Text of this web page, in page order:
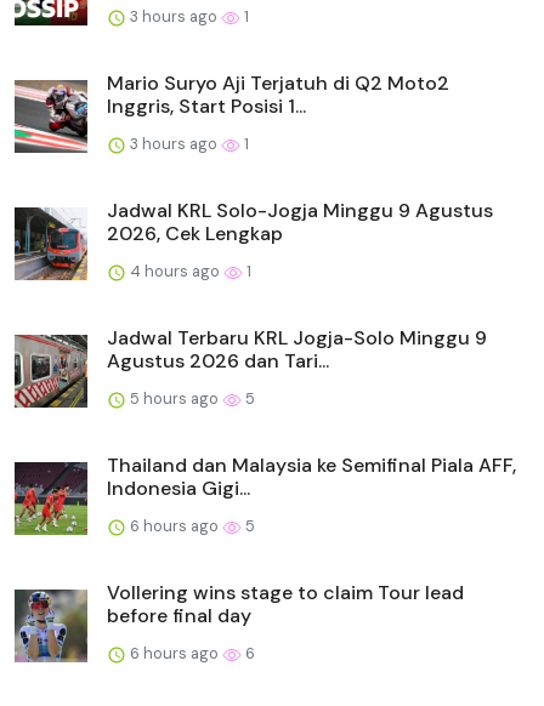
3 hours ago 1
Mario Suryo Aji Terjatuh di Q2 Moto2
Inggris, Start Posisi 1...
3 hours ago 1
Jadwal KRL Solo-Jogja Minggu 9 Agustus
2026, Cek Lengkap
4 hours ago 1
Jadwal Terbaru KRL Jogja-Solo Minggu 9
Agustus 2026 dan Tari...
5 hours ago 5
Thailand dan Malaysia ke Semifinal Piala AFF,
Indonesia Gigi...
6 hours ago 5
Vollering wins stage to claim Tour lead
before final day
6 hours ago 6